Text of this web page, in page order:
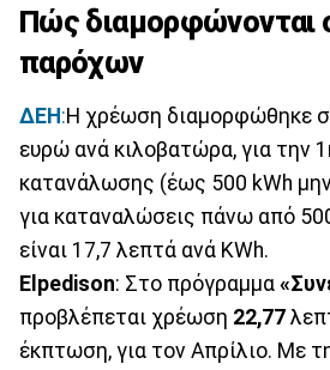
Πώς διαμορφώνονται
παρόχων
ΔΕΗ:Η χρέωση διαμορφώθηκε
ευρώ ανά κιλοβατώρα, για την
κατανάλωσης (έως 500 kWh
για καταναλώσεις πάνω από
είναι 17,7 λεπτά ανά KWh.
Elpedison: Στο πρόγραμμα
προβλέπεται χρέωση 22,77
έκπτωση, για τον Απρίλιο. Με